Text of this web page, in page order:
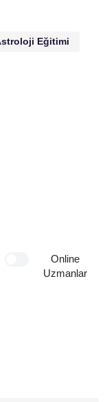
Eğitimi
Online
Uzmanlar